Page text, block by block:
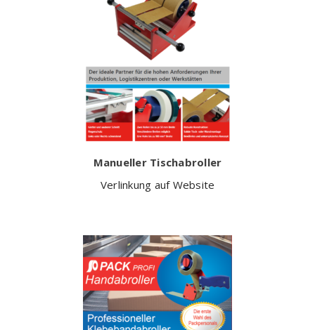
Manueller Tischabroller
Verlinkung auf Website